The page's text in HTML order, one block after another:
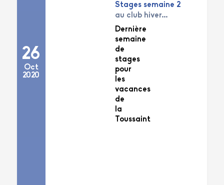
26
Oct
2020
Stages semaine 2
au club hiver...
Dernière
semaine
de
stages
pour
les
vacances
de
la
Toussaint